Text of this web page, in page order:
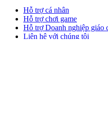
Hỗ trợ cá nhân
Hỗ trợ chơi game
Hỗ trợ Doanh nghiệp giáo
Liên hệ với chúng tôi